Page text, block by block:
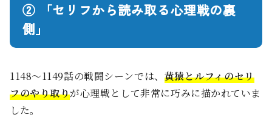
② 「セリフから読み取る心理戦の裏
側」
1148〜1149話の戦闘シーンでは、 黄猿とルフィのセリ
フのやり取りが心理戦として非常に巧みに描かれていま
した。